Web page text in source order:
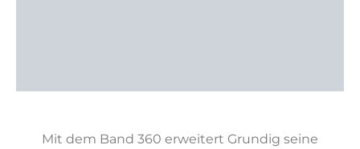
Mit dem Band 360 erweitert Grundig seine